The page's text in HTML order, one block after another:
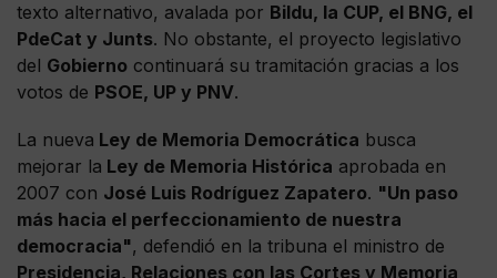
texto alternativo, avalada por Bildu, la CUP, el BNG, el
PdeCat y Junts. No obstante, el proyecto legislativo
del Gobierno continuará su tramitación gracias a los
votos de PSOE, UP y PNV.
La nueva Ley de Memoria Democrática busca
mejorar la Ley de Memoria Histórica aprobada en
2007 con José Luis Rodríguez Zapatero. "Un paso
más hacia el perfeccionamiento de nuestra
democracia", defendió en la tribuna el ministro de
Presidencia, Relaciones con las Cortes y Memoria